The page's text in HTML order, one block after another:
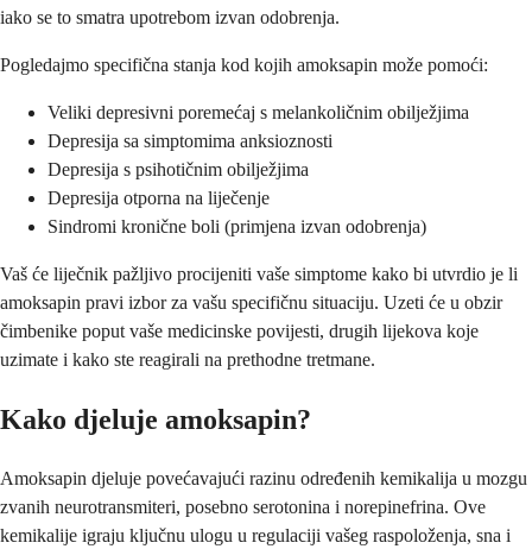
iako se to smatra upotrebom izvan odobrenja.
Pogledajmo specifična stanja kod kojih amoksapin može pomoći:
Veliki depresivni poremećaj s melankoličnim obilježjima
Depresija sa simptomima anksioznosti
Depresija s psihotičnim obilježjima
Depresija otporna na liječenje
Sindromi kronične boli (primjena izvan odobrenja)
Vaš će liječnik pažljivo procijeniti vaše simptome kako bi utvrdio je li
amoksapin pravi izbor za vašu specifičnu situaciju. Uzeti će u obzir
čimbenike poput vaše medicinske povijesti, drugih lijekova koje
uzimate i kako ste reagirali na prethodne tretmane.
Kako djeluje amoksapin?
Amoksapin djeluje povećavajući razinu određenih kemikalija u mozgu
zvanih neurotransmiteri, posebno serotonina i norepinefrina. Ove
kemikalije igraju ključnu ulogu u regulaciji vašeg raspoloženja, sna i